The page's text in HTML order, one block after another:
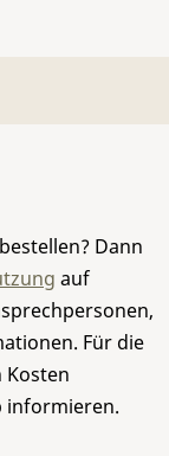
Dann
auf
Für die
informieren.